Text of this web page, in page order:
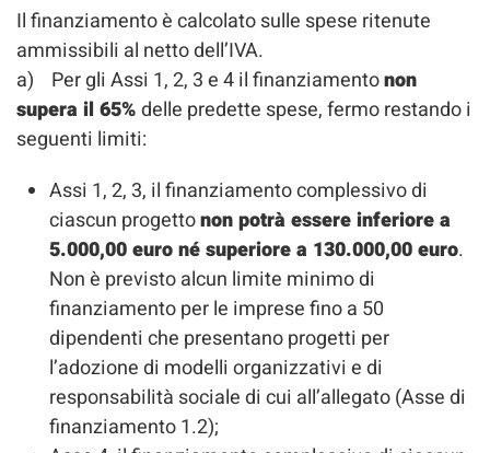
Il finanziamento è calcolato sulle spese ritenute
ammissibili al netto dell’IVA.
a) Per gli Assi 1, 2, 3 e 4 il finanziamentonon
supera il 65%delle predette spese, fermo restando i
seguenti limiti:
Assi 1, 2, 3, il finanziamento complessivo di
ciascun progettonon potrà essere inferiore a
5.000,00 euro né superiore a 130.000,00 euro.
Non è previsto alcun limite minimo di
finanziamento per le imprese fino a 50
dipendenti che presentano progetti per
l’adozione di modelli organizzativi e di
responsabilità sociale di cui all’allegato (Asse di
finanziamento 1.2);